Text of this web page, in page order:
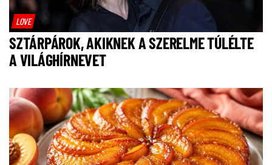
LOVE
SZTÁRPÁROK, AKIKNEK A SZERELME TÚLÉLTE
A VILÁGHÍRNEVET